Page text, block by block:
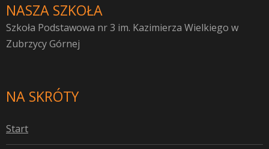
NASZA SZKOŁA
Szkoła Podstawowa nr 3 im. Kazimierza Wielkiego w
Zubrzycy Górnej
NA SKRÓTY
Start